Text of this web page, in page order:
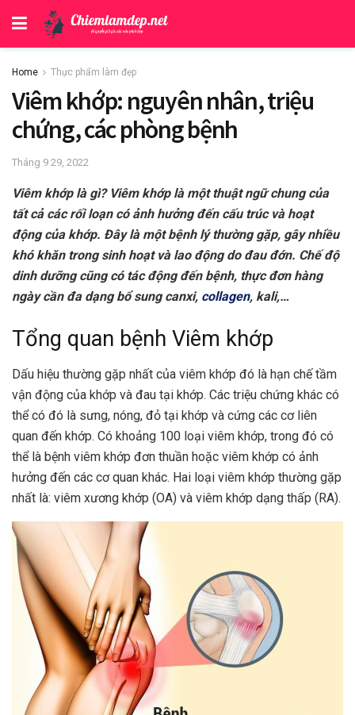
Home Thực phẩm làm đẹp
Viêm khớp: nguyên nhân, triệu
chứng, các phòng bệnh
Tháng 9 29, 2022
Viêm khớp là gì? Viêm khớp là một thuật ngữ chung của
tất cả các rối loạn có ảnh hưởng đến cấu trúc và hoạt
động của khớp. Đây là một bệnh lý thường gặp, gây nhiều
khó khăn trong sinh hoạt và lao động do đau đớn. Chế độ
dinh dưỡng cũng có tác động đến bệnh, thực đơn hàng
ngày cần đa dạng bổ sung canxi, collagen, kali,…
Tổng quan bệnh Viêm khớp
Dấu hiệu thường gặp nhất của viêm khớp đó là hạn chế tầm
vận động của khớp và đau tại khớp. Các triệu chứng khác có
thể có đó là sưng, nóng, đỏ tại khớp và cứng các cơ liên
quan đến khớp. Có khoảng 100 loại viêm khớp, trong đó có
thể là bệnh viêm khớp đơn thuần hoặc viêm khớp có ảnh
hưởng đến các cơ quan khác. Hai loại viêm khớp thường gặp
nhất là: viêm xương khớp (OA) và viêm khớp dạng thấp (RA).